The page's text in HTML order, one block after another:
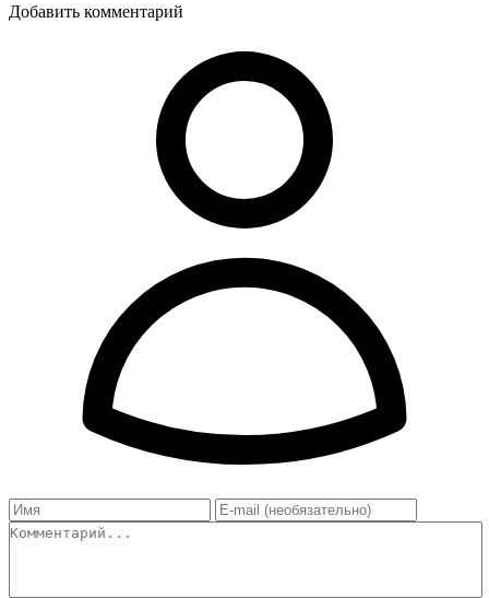
Добавить комментарий